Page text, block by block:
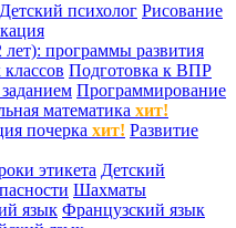
Детский психолог Рисование
программы развития
Подготовка к ВПР
Программирование
математика хит!
почерка хит! Развитие
этикета Детский
Шахматы
язык Французский язык